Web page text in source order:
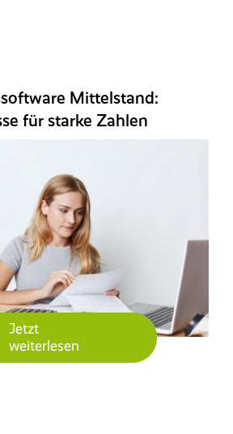
Jetzt
weiterlesen
Mittelstand:
für starke Zahlen